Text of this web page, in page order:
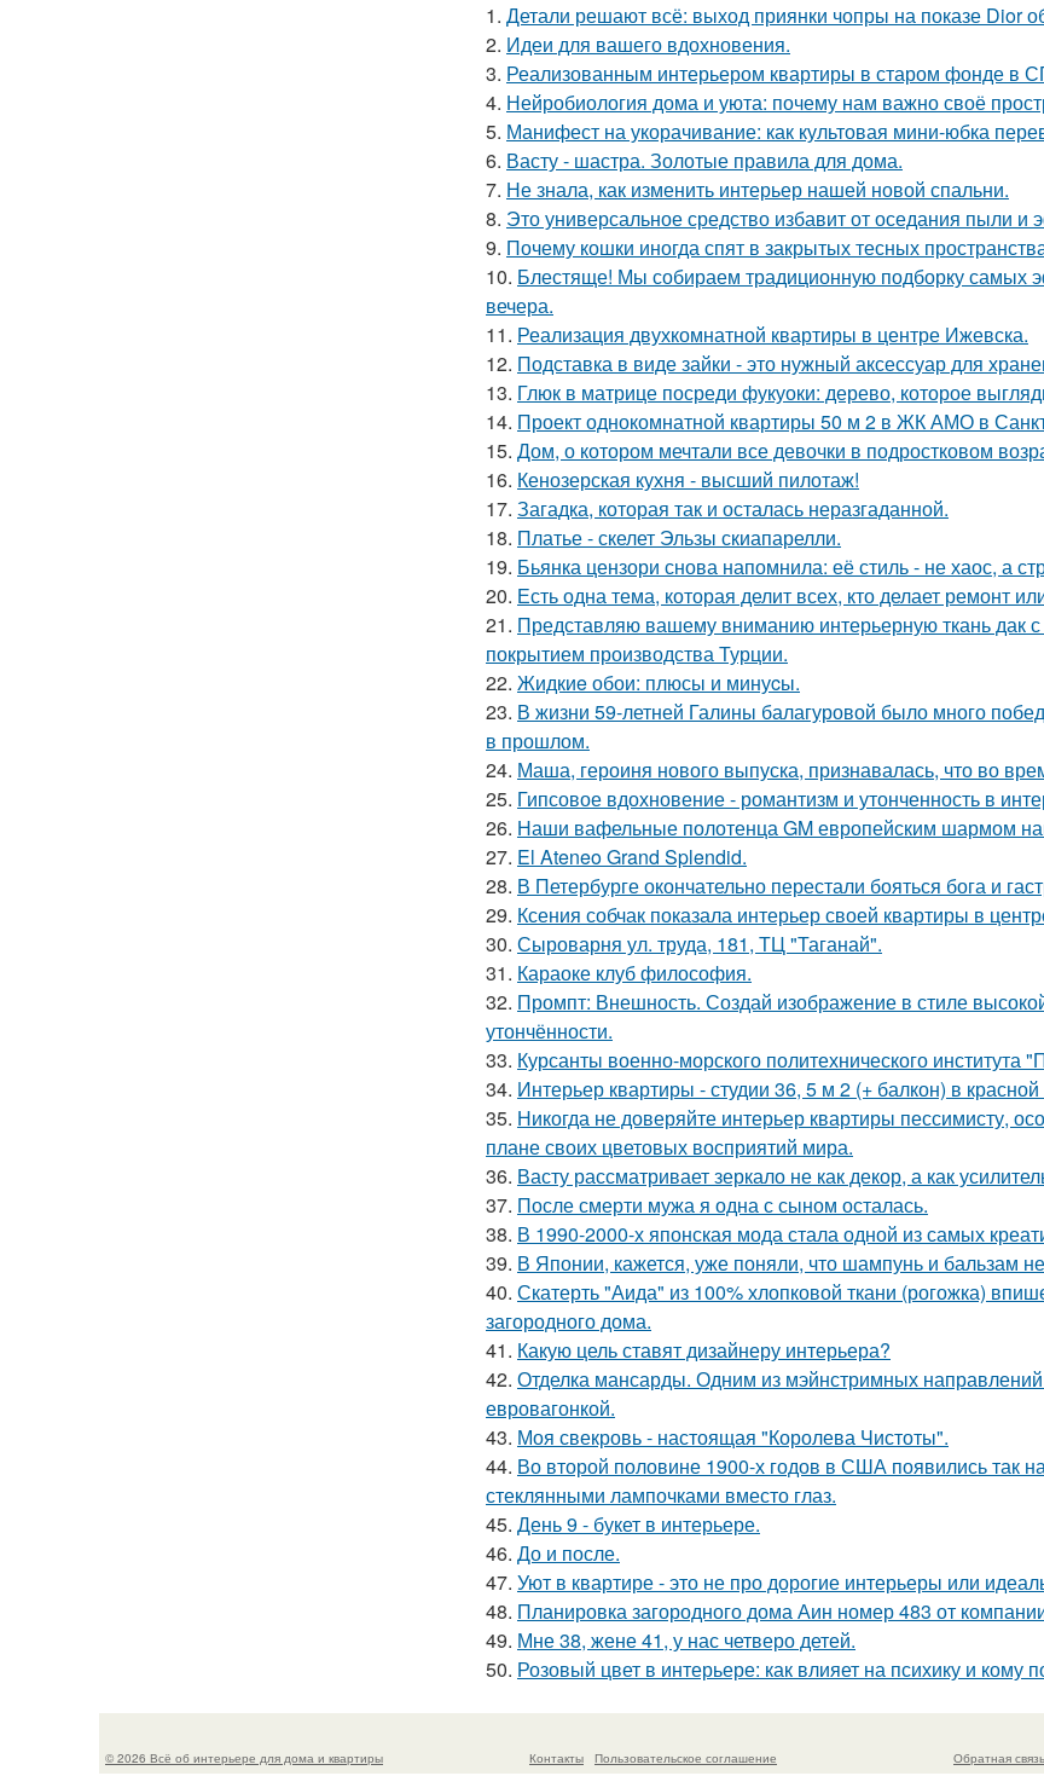
1. Детали решают всё: выход приянки чопры на показе Dior
2. Идеи для вашего вдохновения.
3. Реализованным интерьером квартиры в старом фонде в
4. Нейробиология дома и уюта: почему нам важно своё
5. Манифест на укорачивание: как культовая мини-юбка
6. Васту - шастра. Золотые правила для дома.
7. Не знала, как изменить интерьер нашей новой спальни.
8. Это универсальное средство избавит от оседания пыли и
9. Почему кошки иногда спят в закрытых тесных
10. Блестяще! Мы собираем традиционную подборку
вечера.
11. Реализация двухкомнатной квартиры в центре Ижевска.
12. Подставка в виде зайки - это нужный аксессуар для
13. Глюк в матрице посреди фукуоки: дерево, которое
14. Проект однокомнатной квартиры 50 м 2 в ЖК АМО в
15. Дом, о котором мечтали все девочки в подростковом
16. Кенозерская кухня - высший пилотаж!
17. Загадка, которая так и осталась неразгаданной.
18. Платье - скелет Эльзы скиапарелли.
19. Бьянка цензори снова напомнила: её стиль - не хаос, а
20. Есть одна тема, которая делит всех, кто делает ремонт
21. Представляю вашему вниманию интерьерную ткань
покрытием производства Турции.
22. Жидкиe обои: плюсы и минуcы.
23. В жизни 59-летней Галины балагуровой было много
в прошлом.
24. Маша, героиня нового выпуска, признавалась, что во
25. Гипсовое вдохновение - романтизм и утонченность в
26. Наши вафельные полотенца GM европейским шармом
27. El Ateneo Grand Splendid.
28. В Петербурге окончательно перестали бояться бога и
29. Ксения собчак показала интерьер своей квартиры в
30. Сыроварня ул. труда, 181, ТЦ "Таганай".
31. Караоке клуб философия.
32. Промпт: Внешность. Создай изображение в стиле
утончённости.
33. Курсанты военно-морского политехнического
34. Интерьер квартиры - студии 36, 5 м 2 (+ балкон) в
35. Никогда не доверяйте интерьер квартиры пессимисту,
плане своих цветовых восприятий мира.
36. Васту рассматривает зеркало не как декор, а как
37. После смерти мужа я одна с сыном осталась.
38. В 1990-2000-х японская мода стала одной из самых
39. В Японии, кажется, уже поняли, что шампунь и бальзам
40. Скатерть "Аида" из 100% хлопковой ткани (рогожка)
загородного дома.
41. Какую цель ставят дизайнеру интерьера?
42. Отделка мансарды. Одним из мэйнстримных
евровагонкой.
43. Моя свекровь - настоящая "Королева Чистоты".
44. Во второй половине 1900-х годов в США появились так
стеклянными лампочками вместо глаз.
45. День 9 - букет в интерьере.
46. До и после.
47. Уют в квартире - это не про дорогие интерьеры или
48. Планировка загородного дома Аин номер 483 от
49. Мне 38, жене 41, у нас четверо детей.
50. Розовый цвет в интерьере: как влияет на психику и кому
© 2026 Всё об интерьере для дома и квартиры Контакты Пользовательское соглашение Обратная связь